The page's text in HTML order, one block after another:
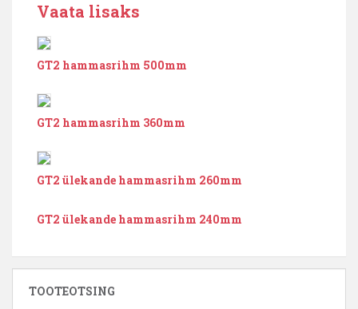
Vaata lisaks
GT2 hammasrihm 500mm
GT2 hammasrihm 360mm
GT2 ülekande hammasrihm 260mm
GT2 ülekande hammasrihm 240mm
TOOTEOTSING